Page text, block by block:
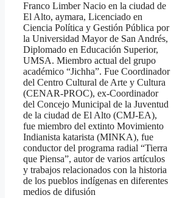
Franco Limber Nacio en la ciudad de
El Alto, aymara, Licenciado en
Ciencia Política y Gestión Pública por
la Universidad Mayor de San Andrés,
Diplomado en Educación Superior,
UMSA. Miembro actual del grupo
académico “Jichha”. Fue Coordinador
del Centro Cultural de Arte y Cultura
(CENAR-PROC), ex-Coordinador
del Concejo Municipal de la Juventud
de la ciudad de El Alto (CMJ-EA),
fue miembro del extinto Movimiento
Indianista katarista (MINKA), fue
conductor del programa radial “Tierra
que Piensa”, autor de varios artículos
y trabajos relacionados con la historia
de los pueblos indígenas en diferentes
medios de difusión